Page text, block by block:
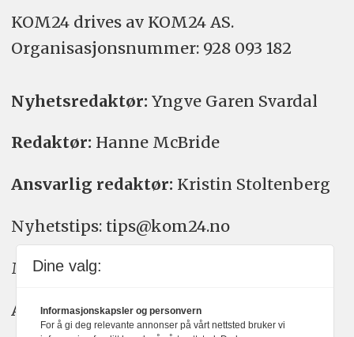
KOM24 drives av KOM24 AS.
Organisasjons­nummer: 928 093 182
Nyhetsredaktør: Yngve Garen Svardal
Redaktør: Hanne McBride
Ansvarlig redaktør: Kristin Stoltenberg
Nyhetstips: tips@kom24.no
Meninger: meninger@kom24.no
Annonse: annonse@watchmedia.no
Dine valg:
Informasjonskapsler og personvern
For å gi deg relevante annonser på vårt nettsted bruker vi